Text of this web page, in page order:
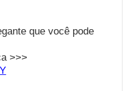
que você pode
>>>